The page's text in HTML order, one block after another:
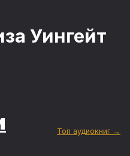
Уингейт
Топ аудиокниг →